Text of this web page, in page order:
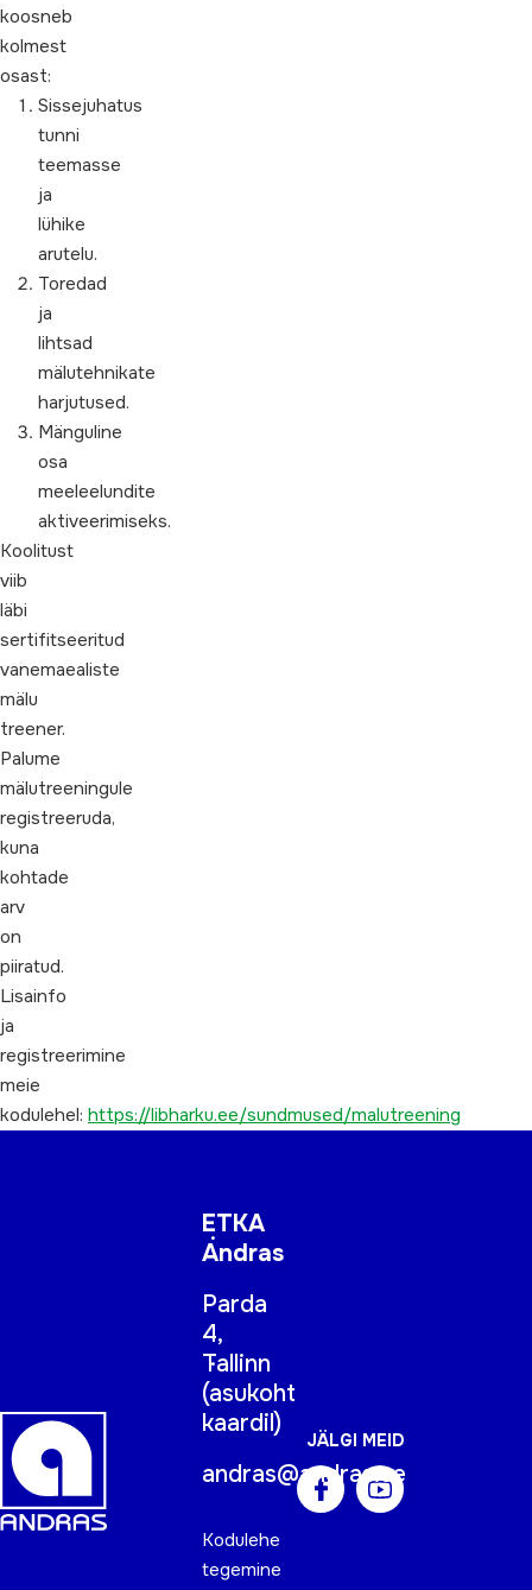
koosneb
kolmest
osast:
Sissejuhatus
tunni
teemasse
ja
lühike
arutelu.
Toredad
ja
lihtsad
mälutehnikate
harjutused.
Mänguline
osa
meeleelundite
aktiveerimiseks.
Koolitust
viib
läbi
sertifitseeritud
vanemaealiste
mälu
treener.
Palume
mälutreeningule
registreeruda,
kuna
kohtade
arv
on
piiratud.
Lisainfo
ja
registreerimine
meie
kodulehel: https://libharku.ee/sundmused/malutreening
ETKA
Andras
Parda
4,
Tallinn
(asukoht
kaardil)
andras@andras.ee
Kodulehe
tegemine
JÄLGI MEID